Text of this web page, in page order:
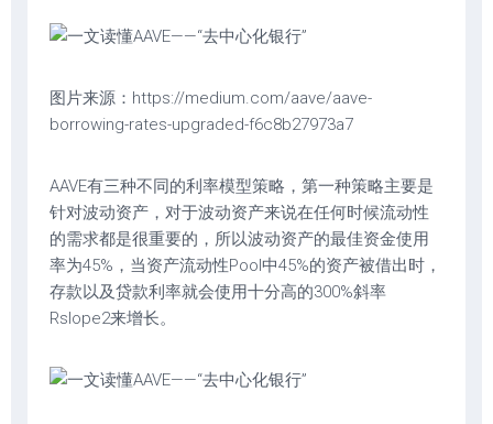
图片来源：https://medium.com/aave/aave-
borrowing-rates-upgraded-f6c8b27973a7
AAVE有三种不同的利率模型策略，第一种策略主要是
针对波动资产，对于波动资产来说在任何时候流动性
的需求都是很重要的，所以波动资产的最佳资金使用
率为45%，当资产流动性Pool中45%的资产被借出时，
存款以及贷款利率就会使用十分高的300%斜率
Rslope2来增长。